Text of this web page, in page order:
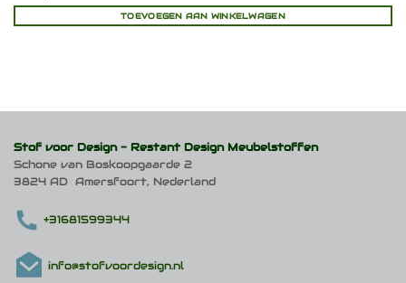
TOEVOEGEN AAN WINKELWAGEN
Stof voor Design - Restant Design Meubelstoffen
Schone van Boskoopgaarde 2
3824 AD Amersfoort, Nederland
+31681599344
info@stofvoordesign.nl